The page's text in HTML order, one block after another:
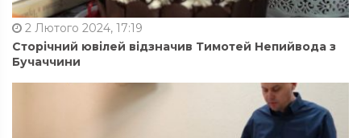
2 Лютого 2024, 17:19
Сторічний ювілей відзначив Тимотей Непийвода з
Бучаччини